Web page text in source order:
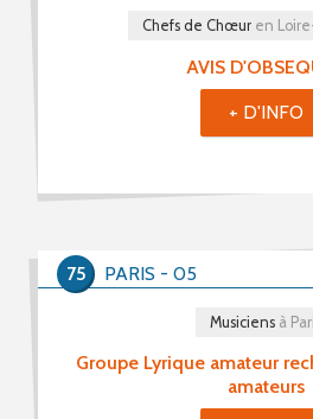
AVIS
Chefs de Chœur en
+ D'INFO
Groupe Lyrique amateur
amateurs
Musiciens à
PARIS - 05
75